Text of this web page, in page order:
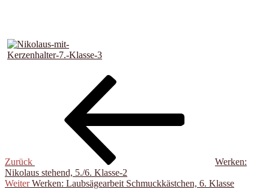
Beitragsnavigation
Zurück
Werken:
Nikolaus stehend, 5./6. Klasse-2
Nächster
Weiter Werken: Laubsägearbeit Schmuckkästchen, 6. Klasse